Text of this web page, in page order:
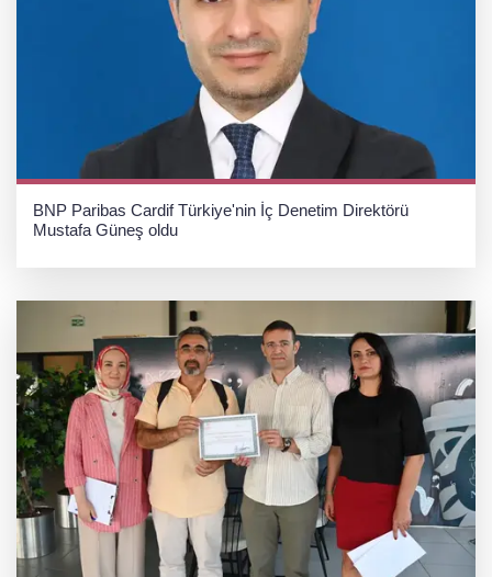
BNP Paribas Cardif Türkiye'nin İç Denetim Direktörü
Mustafa Güneş oldu